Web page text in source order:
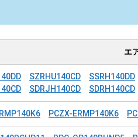
エ
SZRHU140CD SSRH140DD
SDRJH140CD SDRH140CD
PCZX-ERMP140K6